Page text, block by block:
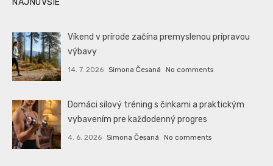
NAJNOVŠIE
Víkend v prírode začína premyslenou prípravou
výbavy
14. 7. 2026 Simona Česaná No comments
Domáci silový tréning s činkami a praktickým
vybavením pre každodenný progres
4. 6. 2026 Simona Česaná No comments